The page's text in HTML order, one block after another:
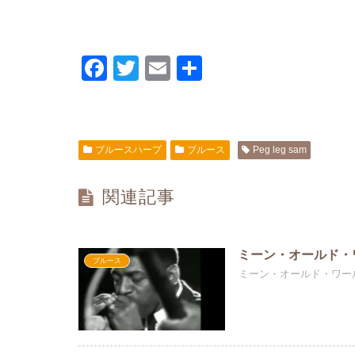
F
e
b
o
k
T
er
E
ブルースハープ ブルース Peg leg sam
関連記事
ブルース ミーン・オールド
ミーン・オールド・ワー